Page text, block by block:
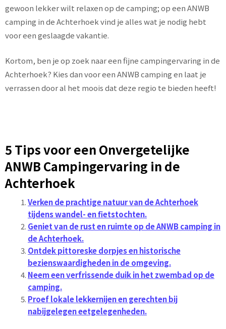
gewoon lekker wilt relaxen op de camping; op een ANWB
camping in de Achterhoek vind je alles wat je nodig hebt
voor een geslaagde vakantie.
Kortom, ben je op zoek naar een fijne campingervaring in de
Achterhoek? Kies dan voor een ANWB camping en laat je
verrassen door al het moois dat deze regio te bieden heeft!
5 Tips voor een Onvergetelijke
ANWB Campingervaring in de
Achterhoek
Verken de prachtige natuur van de Achterhoek
tijdens wandel- en fietstochten.
Geniet van de rust en ruimte op de ANWB camping in
de Achterhoek.
Ontdek pittoreske dorpjes en historische
bezienswaardigheden in de omgeving.
Neem een verfrissende duik in het zwembad op de
camping.
Proef lokale lekkernijen en gerechten bij
nabijgelegen eetgelegenheden.